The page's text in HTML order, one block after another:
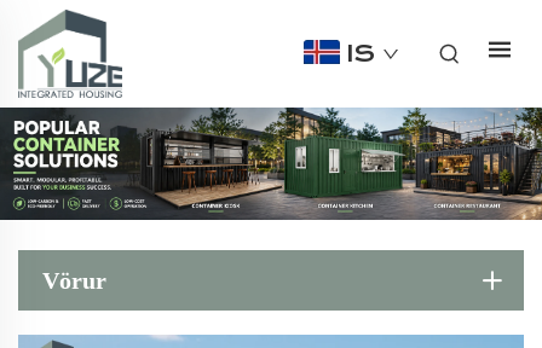
IS
Vörur